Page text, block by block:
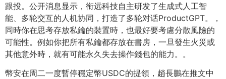
跟投。公开消息显示，衔远科技自主研发了生成式人工智
能、多轮交互的人机协同，打造了多轮对话ProductGPT。，
同時你在思考存放私鑰的裝置時，也最好要考慮分散風險的
可能性。例如你把所有私鑰都存放在書房，一旦發生火災或
其他意外時，就有可能永久失去操作錢包的能力。。
幣安在周二一度暫停穩定幣USDC的提領，趙長鵬在推文中